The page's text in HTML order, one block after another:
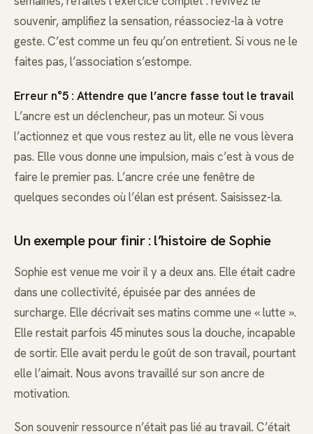
souvenir, amplifiez la sensation, réassociez-la à votre
geste. C’est comme un feu qu’on entretient. Si vous ne le
faites pas, l’association s’estompe.
Erreur n°5 : Attendre que l’ancre fasse tout le travail
L’ancre est un déclencheur, pas un moteur. Si vous
l’actionnez et que vous restez au lit, elle ne vous lèvera
pas. Elle vous donne une impulsion, mais c’est à vous de
faire le premier pas. L’ancre crée une fenêtre de
quelques secondes où l’élan est présent. Saisissez-la.
Un exemple pour finir : l’histoire de Sophie
Sophie est venue me voir il y a deux ans. Elle était cadre
dans une collectivité, épuisée par des années de
surcharge. Elle décrivait ses matins comme une « lutte ».
Elle restait parfois 45 minutes sous la douche, incapable
de sortir. Elle avait perdu le goût de son travail, pourtant
elle l’aimait. Nous avons travaillé sur son ancre de
motivation.
Son souvenir ressource n’était pas lié au travail. C’était